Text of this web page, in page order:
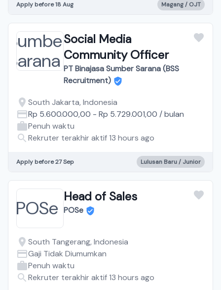
Apply before 18 Aug Magang / OJT
Social Media
Community Officer
PT Binajasa Sumber Sarana (BSS
Recruitment)
South Jakarta, Indonesia
Rp 5.600.000,00 - Rp 5.729.001,00 /bulan
Penuh waktu
Rekruter terakhir aktif 13 hours ago
Apply before 27 Sep Lulusan Baru / Junior
Head of Sales
POSe
South Tangerang, Indonesia
Gaji Tidak Diumumkan
Penuh waktu
Rekruter terakhir aktif 13 hours ago